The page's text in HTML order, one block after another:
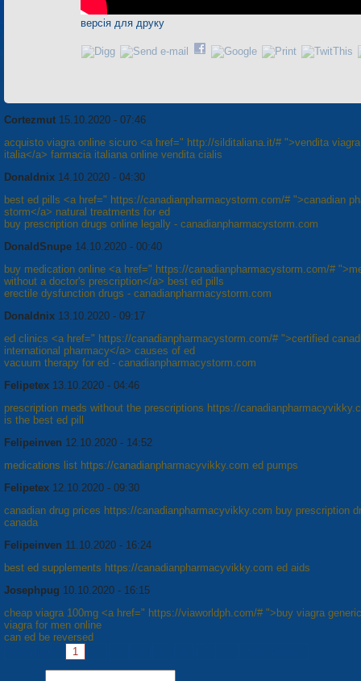
версія для друку
Cortezmut 15.10.2020 - 07:46
acquisto viagra online sicuro <a href=" http://silditaliana.it/# ">vendita
italia</a> farmacia italiana online vendita cialis
Donaldnix 14.10.2020 - 04:30
best ed pills <a href=" https://canadianpharmacystorm.com/# ">canadian
storm</a> natural treatments for ed
buy prescription drugs online legally - canadianpharmacystorm.com
DonaldSnupe 14.10.2020 - 00:40
buy medication online <a href=" https://canadianpharmacystorm.com/#
without a doctor's prescription</a> best ed pills
erectile dysfunction drugs - canadianpharmacystorm.com
Donaldnix 13.10.2020 - 09:17
ed clinics <a href=" https://canadianpharmacystorm.com/# ">certified
international pharmacy</a> causes of ed
vacuum therapy for ed - canadianpharmacystorm.com
Felipetex 13.10.2020 - 04:46
prescription meds without the prescriptions https://
is the best ed pill
Felipeinven 12.10.2020 - 14:52
medications list https://canadianpharmacyvikky.com ed pumps
Felipetex 12.10.2020 - 09:30
canadian drug prices https://canadianpharmacyvikky.com buy prescription
canada
Felipeinven 11.10.2020 - 16:24
best ed supplements https://canadianpharmacyvikky.com ed aids
Josephpug 10.10.2020 - 16:15
cheap viagra 100mg <a href=" https://viaworldph.com/# ">buy viagra
viagra for men online
can ed be reversed
1